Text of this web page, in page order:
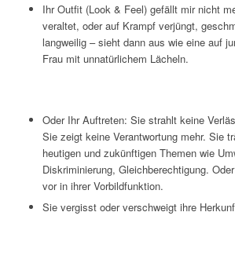
Ihr Outfit (Look & Feel) gefällt mir nicht
veraltet, oder auf Krampf verjüngt,
langweilig – sieht dann aus wie eine auf
Frau mit unnatürlichem Lächeln.
Oder Ihr Auftreten: Sie strahlt keine
Sie zeigt keine Verantwortung mehr. Sie
heutigen und zukünftigen Themen wie
Diskriminierung, Gleichberechtigung.
vor in ihrer Vorbildfunktion.
Sie vergisst oder verschweigt ihre